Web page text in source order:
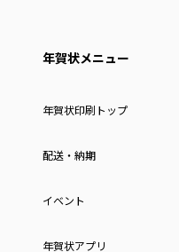
年賀状メニュー
年賀状印刷トップ
配送・納期
イベント
年賀状アプリ